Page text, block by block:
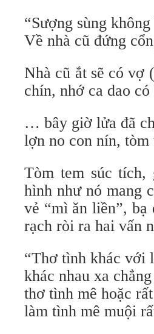
“Sượng sùng
Về nhà cũ đứng
Nhà cũ ắt sẽ có vợ
chín, nhớ ca dao có
… bây giờ lửa đã
lợn no con nín, tòm
Tòm tem súc
hình như nó mang
vẻ “mì ăn liền”, bạ
rạch ròi ra hai vấn
“Thơ tình khác với
khác nhau xa
thơ tình mê hoặc
làm tình mê muội